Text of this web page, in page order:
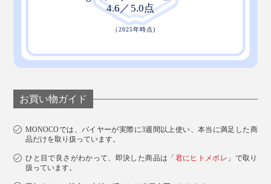
お買い物ガイド
MONOCOでは、バイヤーが実際に3週間以上使い、本当に満足した商
品だけを取り扱っています。
ひと目で良さがわかって、即決した商品は「 君にヒトメボレ 」で取り
扱っています。